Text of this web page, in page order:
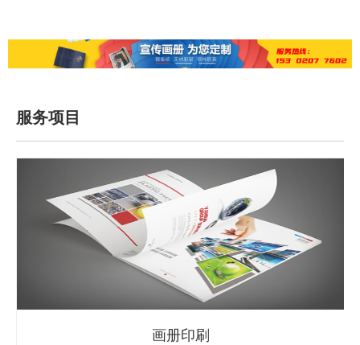
服务项目
画册印刷